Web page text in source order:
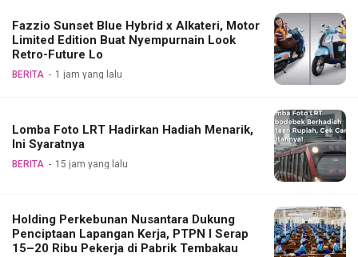
Fazzio Sunset Blue Hybrid x Alkateri, Motor
Limited Edition Buat Nyempurnain Look
Retro-Future Lo
BERITA 1 jam yang lalu
Lomba Foto LRT Hadirkan Hadiah Menarik,
Ini Syaratnya
BERITA 15 jam yang lalu
Holding Perkebunan Nusantara Dukung
Penciptaan Lapangan Kerja, PTPN I Serap
15–20 Ribu Pekerja di Pabrik Tembakau